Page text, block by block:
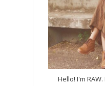
Hello! I'm